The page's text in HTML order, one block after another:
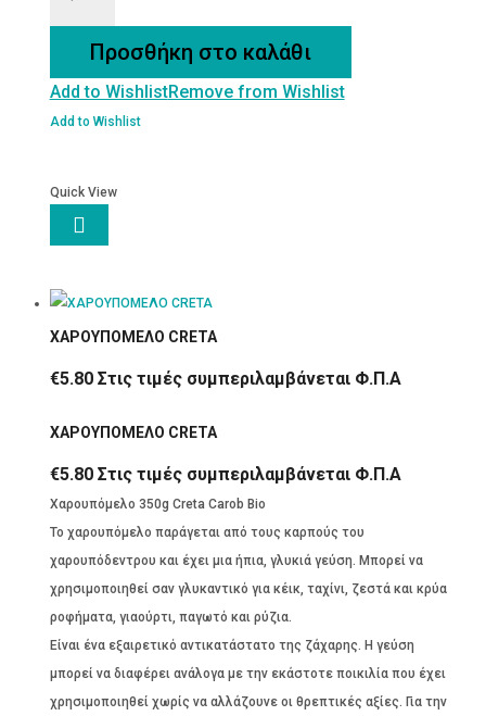
ΣΤΑΦΙΔΑ
ποσότητα
Προσθήκη στο καλάθι
Add to WishlistRemove from Wishlist
Add to Wishlist
Quick View

ΧΑΡΟΥΠΟΜΕΛΟ CRETA
€5.80 Στις τιμές συμπεριλαμβάνεται Φ.Π.Α
ΧΑΡΟΥΠΟΜΕΛΟ CRETA
€5.80 Στις τιμές συμπεριλαμβάνεται Φ.Π.Α
Χαρουπόμελο 350g Creta Carob Bio
Το χαρουπόμελo παράγεται από τους καρπούς του
χαρουπόδεντρου και έχει μια ήπια, γλυκιά γεύση. Μπορεί να
χρησιμοποιηθεί σαν γλυκαντικό για κέικ, ταχίνι, ζεστά και κρύα
ροφήματα, γιαούρτι, παγωτό και ρύζια.
Είναι ένα εξαιρετικό αντικατάστατο της ζάχαρης. Η γεύση
μπορεί να διαφέρει ανάλογα με την εκάστοτε ποικιλία που έχει
χρησιμοποιηθεί χωρίς να αλλάζουνε οι θρεπτικές αξίες. Για την